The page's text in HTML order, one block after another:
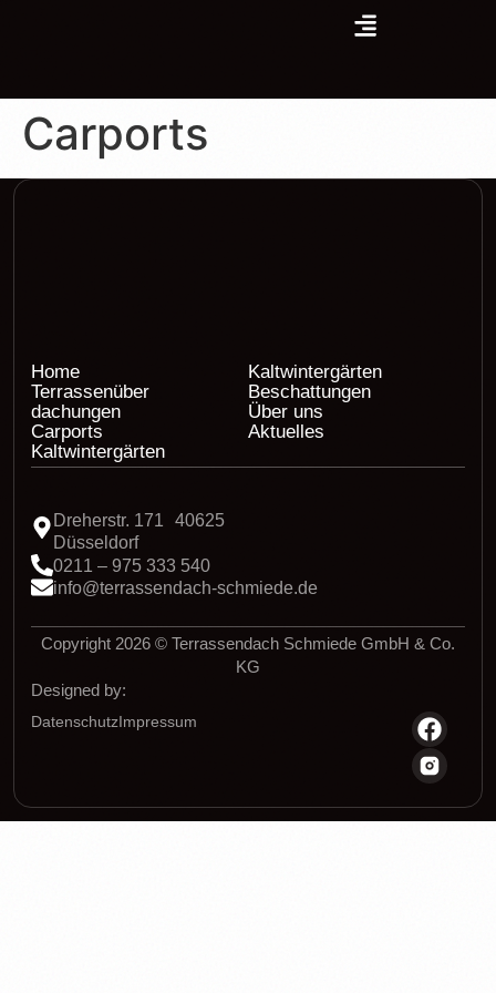
Carports
Home
Terrassenüber
dachungen
Carports
Kaltwintergärten
Kaltwintergärten
Beschattungen
Über uns
Aktuelles
Dreherstr. 171 40625
Düsseldorf
0211 – 975 333 540
info@terrassendach-schmiede.de
Copyright 2026 © Terrassendach Schmiede GmbH & Co.
KG
Designed by:
DatenschutzImpressum